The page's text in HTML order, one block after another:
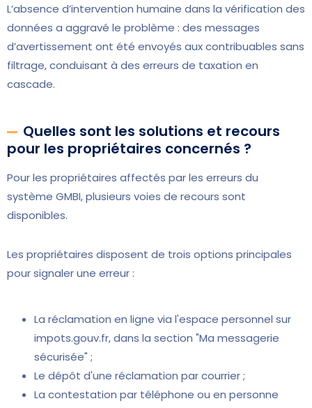
L’absence d’intervention humaine dans la vérification des
données a aggravé le problème : des messages
d’avertissement ont été envoyés aux contribuables sans
filtrage, conduisant à des erreurs de taxation en
cascade.
Quelles sont les solutions et recours
pour les propriétaires concernés ?
Pour les propriétaires affectés par les erreurs du
système GMBI, plusieurs voies de recours sont
disponibles.
Les propriétaires disposent de trois options principales
pour signaler une erreur :
La réclamation en ligne via l'espace personnel sur
impots.gouv.fr, dans la section "Ma messagerie
sécurisée" ;
Le dépôt d'une réclamation par courrier ;
La contestation par téléphone ou en personne